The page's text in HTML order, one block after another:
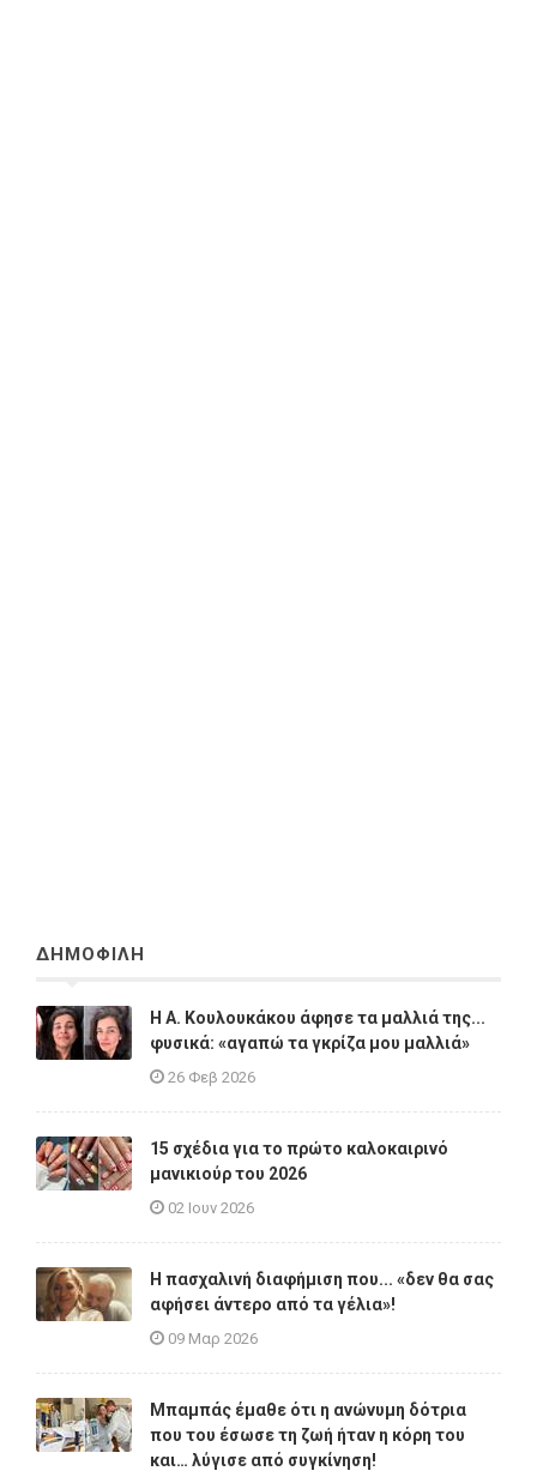
ΔΗΜΟΦΙΛΗ
Η A. Κουλουκάκου άφησε τα μαλλιά της...
φυσικά: «αγαπώ τα γκρίζα μου μαλλιά»
26 Φεβ 2026
15 σχέδια για το πρώτο καλοκαιρινό
μανικιούρ του 2026
02 Ιουν 2026
Η πασχαλινή διαφήμιση που... «δεν θα σας
αφήσει άντερο από τα γέλια»!
09 Μαρ 2026
Μπαμπάς έμαθε ότι η ανώνυμη δότρια
που του έσωσε τη ζωή ήταν η κόρη του
και… λύγισε από συγκίνηση!